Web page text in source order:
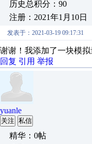
历史总积分：90
注册：2021年1月10日
发表于：2021-03-19 09:17:31
谢谢！我添加了一块模
回复 引用 举报
yuanle
关注 私信
精华：0帖